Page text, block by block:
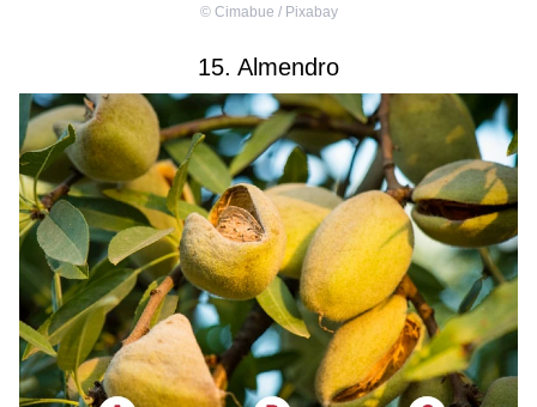
© Cimabue / Pixabay
15. Almendro